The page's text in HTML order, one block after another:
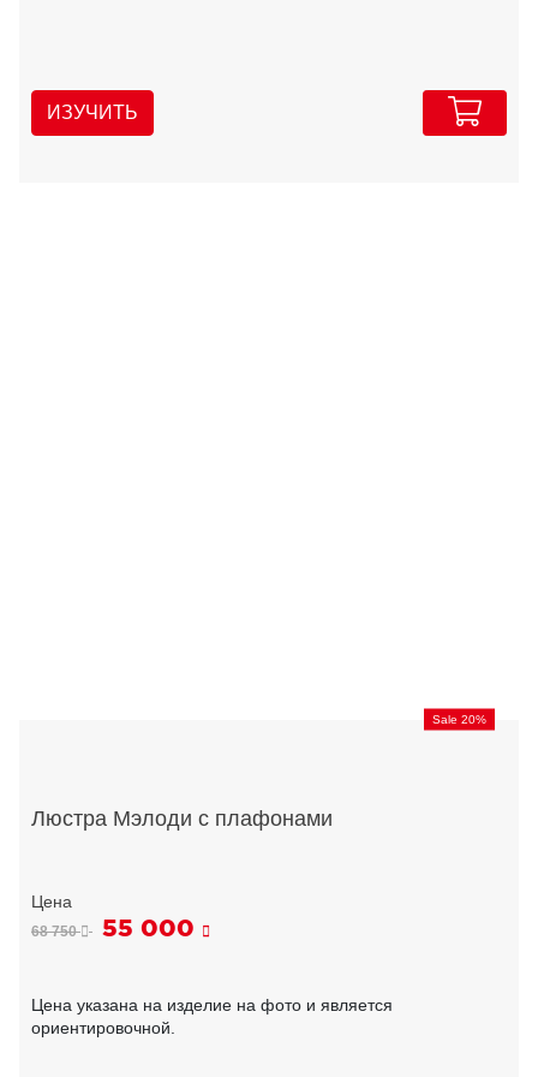
ИЗУЧИТЬ
Sale 20%
Люстра Мэлоди с плафонами
68 750 55 000
Цена указана на изделие на фото и является
ориентировочной.